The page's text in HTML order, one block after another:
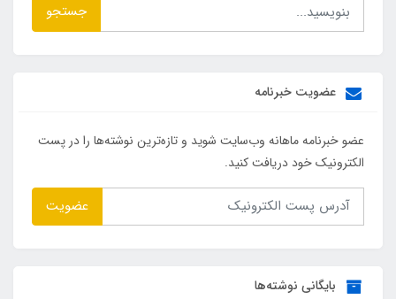
جستجو
عضویت خبرنامه
عضو خبرنامه ماهانه وب‌سایت شوید و تازه‌ترین نوشته‌ها را در پست
الکترونیک خود دریافت کنید.
عضویت
بایگانی نوشته‌ها